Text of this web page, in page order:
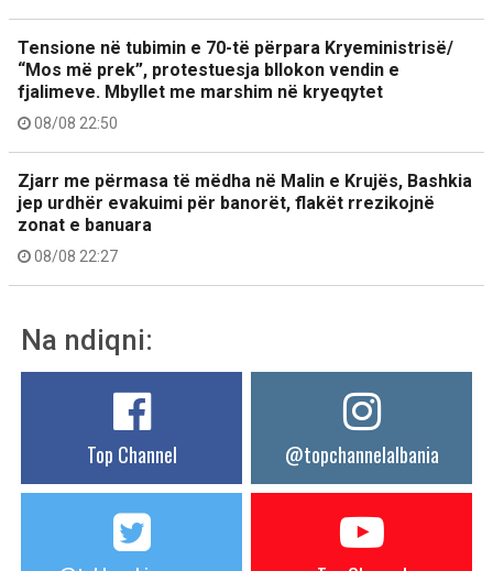
Tensione në tubimin e 70-të përpara Kryeministrisë/
“Mos më prek”, protestuesja bllokon vendin e
fjalimeve. Mbyllet me marshim në kryeqytet
08/08 22:50
Zjarr me përmasa të mëdha në Malin e Krujës, Bashkia
jep urdhër evakuimi për banorët, flakët rrezikojnë
zonat e banuara
08/08 22:27
Na ndiqni:
Top Channel @topchannelalbania